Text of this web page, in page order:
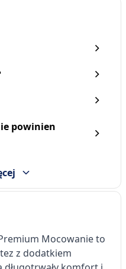
Protefix, krem mocujący z
19,29 zł
powinien
Mocowanieto
z dodatkiem